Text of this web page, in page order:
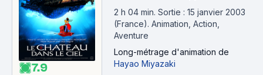
7.9
2 h 04 min. Sortie : 15 janvier 2003
(France). Animation, Action,
Aventure
Long-métrage d'animation de
Hayao Miyazaki